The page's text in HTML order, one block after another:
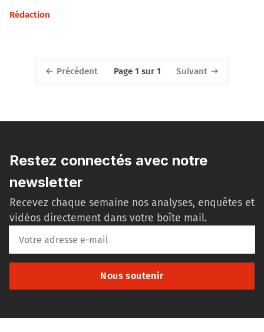
Rédaction
Précédent Page 1 sur 1 Suivant
Restez connectés avec notre
newsletter
Recevez chaque semaine nos analyses, enquêtes et
vidéos directement dans votre boîte mail.
Nous soutenir